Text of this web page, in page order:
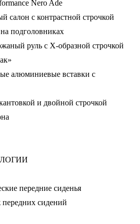
Nero Ade
салон с контрастной строчкой
подголовниках
руль с X-образной строчкой
алюминиевые вставки с
и двойной строчкой
передние сиденья
сидений